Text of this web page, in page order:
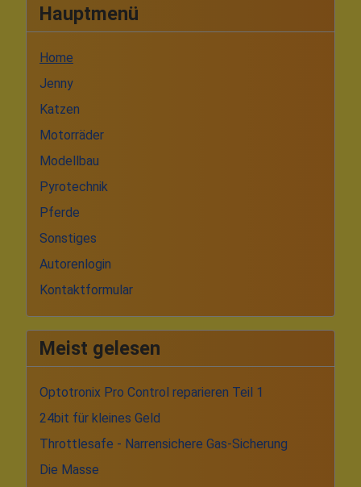
Hauptmenü
Home
Jenny
Katzen
Motorräder
Modellbau
Pyrotechnik
Pferde
Sonstiges
Autorenlogin
Kontaktformular
Meist gelesen
Optotronix Pro Control reparieren Teil 1
24bit für kleines Geld
Throttlesafe - Narrensichere Gas-Sicherung
Die Masse